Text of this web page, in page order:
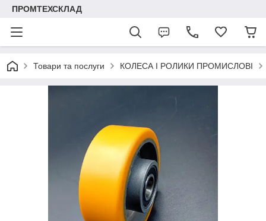
ПРОМТЕХСКЛАД
Товари та послуги КОЛЕСА І РОЛИКИ ПРОМИСЛОВІ